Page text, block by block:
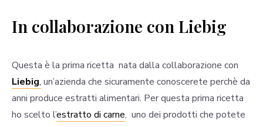
In collaborazione con Liebig
Questa è la prima ricetta nata dalla collaborazione con
Liebig, un’azienda che sicuramente conoscerete perchè da
anni produce estratti alimentari. Per questa prima ricetta
ho scelto l’estratto di carne, uno dei prodotti che potete